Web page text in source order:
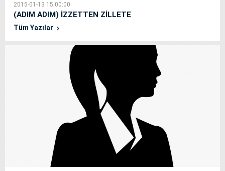
2015-01-13 15:00:00
(ADIM ADIM) İZZETTEN ZİLLETE
Tüm Yazılar